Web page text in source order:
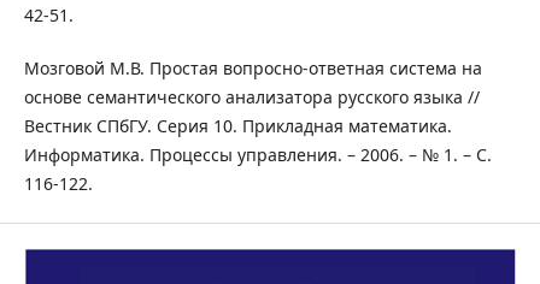
42-51.
Мозговой М.В. Простая вопросно-ответная система на
основе семантического анализатора русского языка //
Вестник СПбГУ. Серия 10. Прикладная математика.
Информатика. Процессы управления. – 2006. – № 1. – С.
116-122.